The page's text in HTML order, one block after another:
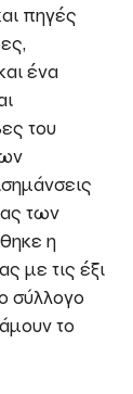
πηγές
ένα
του
των
η
με τις έξι
σύλλογο
το